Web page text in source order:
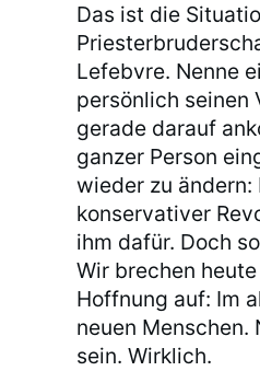
Das ist die
Lefebvre. Nenne
persönlich seinen
gerade darauf
ganzer Person
wieder zu ändern:
konservativer
ihm dafür. Doch
Wir brechen
Hoffnung auf: Im
neuen Menschen.
sein. Wirklich.